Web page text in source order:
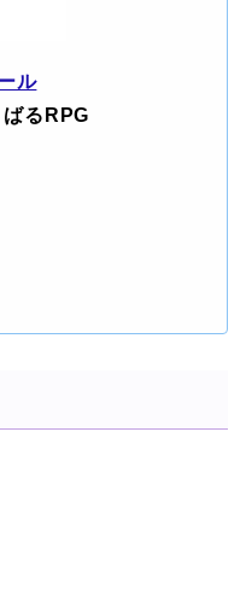
ル
るRPG